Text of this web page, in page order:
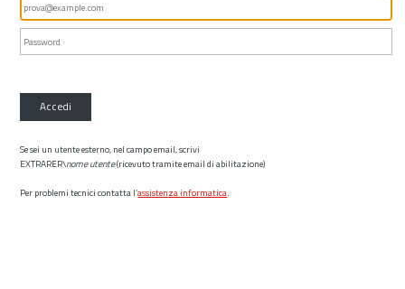
Accedi
Se sei un utente esterno, nel campo email, scrivi
EXTRARER\nome utente(ricevuto tramite email di abilitazione)
Per problemi tecnici contatta l’assistenza informatica.